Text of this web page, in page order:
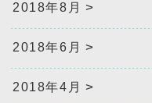
2018年8月
2018年6月
2018年4月